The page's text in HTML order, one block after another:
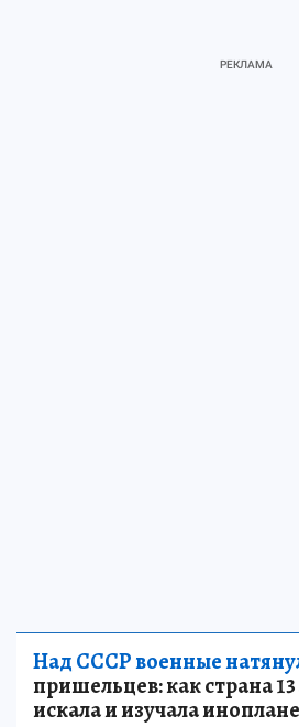
Над СССР военные
пришельцев: как страна
искала и изучала